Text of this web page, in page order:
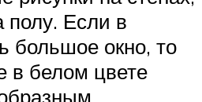
полу. Если в
большое окно, то
в белом цвете